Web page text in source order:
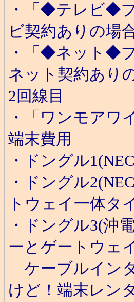
・「◆テレビ◆
ビ契約ありの場
・「◆ネット◆
ネット契約あり
2回線目
・「ワンモア
端末費用
・ドングル
・ドングル
トウェイ一体タ
・ドングル3(沖
ーとゲートウェ
ケーブルイン
けど！端末レン